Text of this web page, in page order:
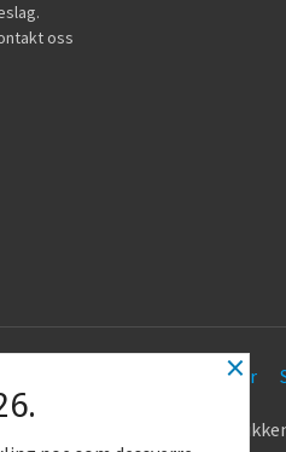
oss
Kjøpsbetingelser
© Nøkkel
×